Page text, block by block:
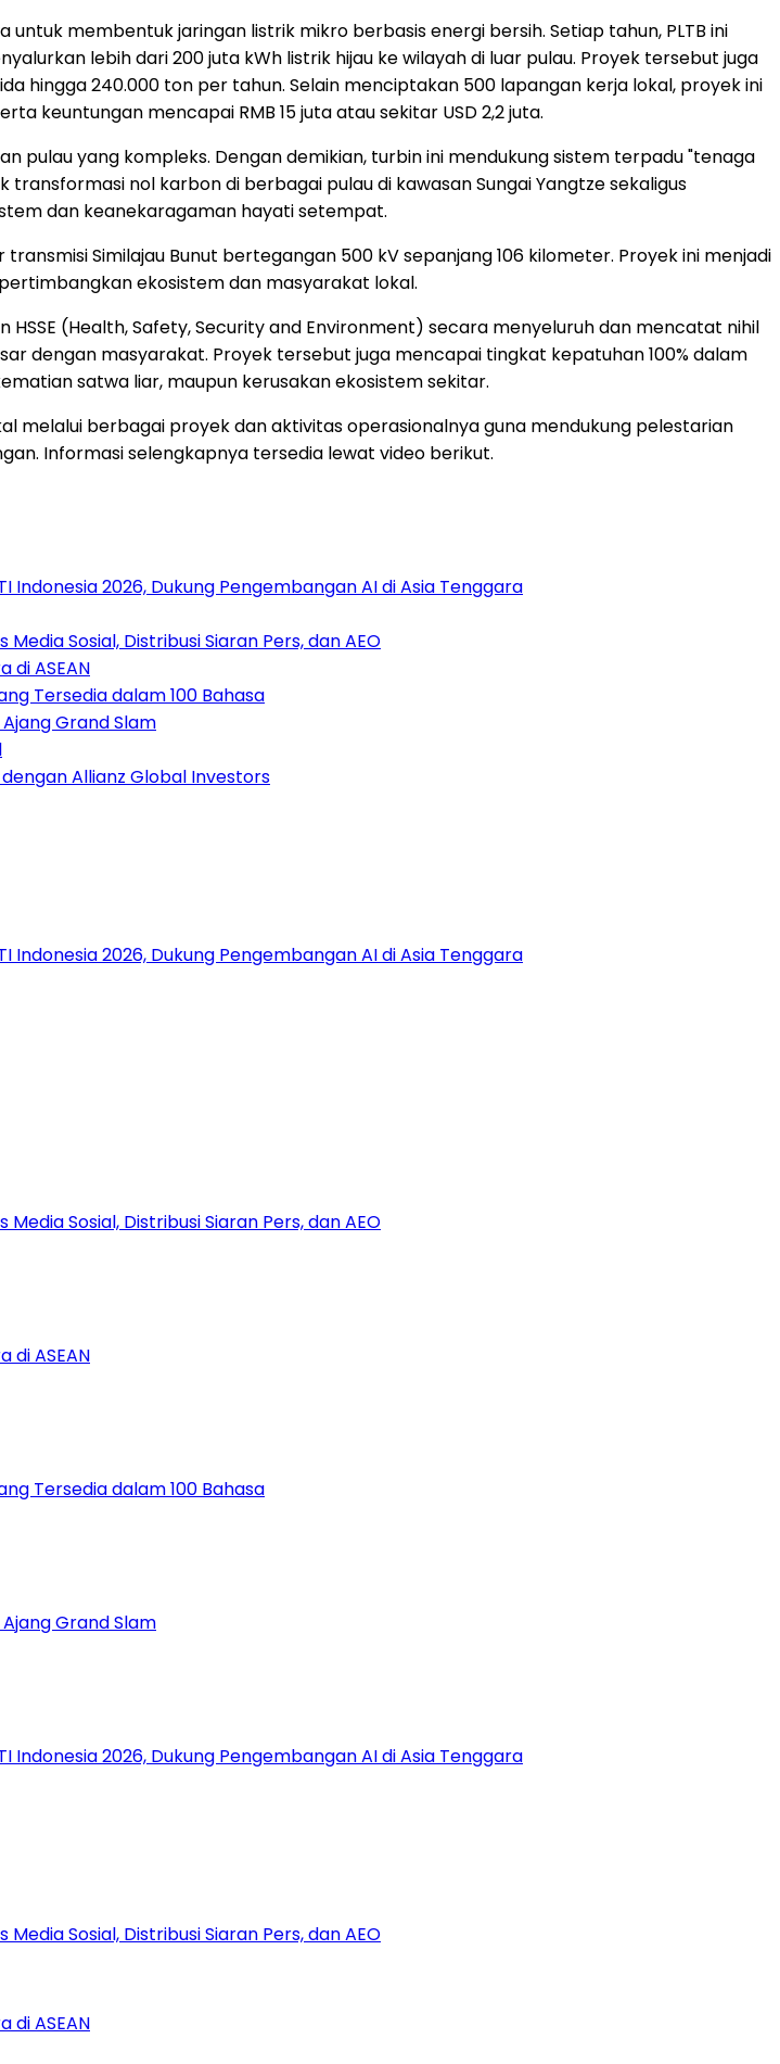
membentuk jaringan listrik mikro berbasis energi bersih. Setiap tahun, PLTB ini
lebih dari 200 juta kWh listrik hijau ke wilayah di luar pulau. Proyek tersebut juga
hingga 240.000 ton per tahun. Selain menciptakan 500 lapangan kerja lokal, proyek ini
keuntungan mencapai RMB 15 juta atau sekitar USD 2,2 juta.
pulau yang kompleks. Dengan demikian, turbin ini mendukung sistem terpadu "tenaga
nol karbon di berbagai pulau di kawasan Sungai Yangtze sekaligus
dan keanekaragaman hayati setempat.
Similajau Bunut bertegangan 500 kV sepanjang 106 kilometer. Proyek ini menjadi
ekosistem dan masyarakat lokal.
(Health, Safety, Security and Environment) secara menyeluruh dan mencatat nihil
dengan masyarakat. Proyek tersebut juga mencapai tingkat kepatuhan 100% dalam
satwa liar, maupun kerusakan ekosistem sekitar.
melalui berbagai proyek dan aktivitas operasionalnya guna mendukung pelestarian
Informasi selengkapnya tersedia lewat video berikut.
Indonesia 2026, Dukung Pengembangan AI di Asia Tenggara
Sosial, Distribusi Siaran Pers, dan AEO
di ASEAN
Tersedia dalam 100 Bahasa
Grand Slam
Allianz Global Investors
Indonesia 2026, Dukung Pengembangan AI di Asia Tenggara
Sosial, Distribusi Siaran Pers, dan AEO
di ASEAN
Tersedia dalam 100 Bahasa
Grand Slam
Indonesia 2026, Dukung Pengembangan AI di Asia Tenggara
Sosial, Distribusi Siaran Pers, dan AEO
di ASEAN